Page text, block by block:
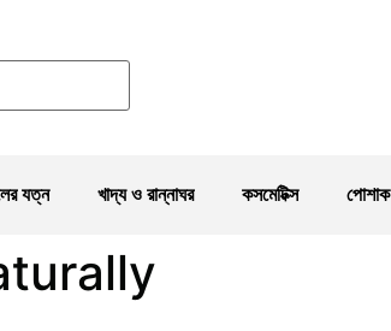
যত্ন খাদ্য ও রান্নাঘর কসমেটিক্স পোশাক